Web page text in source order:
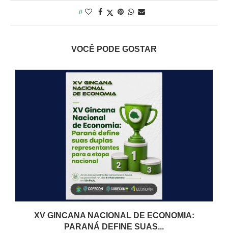
0
VOCÊ PODE GOSTAR
XV GINCANA NACIONAL DE ECONOMIA:
PARANÁ DEFINE SUAS...